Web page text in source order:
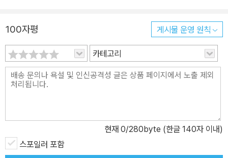
아에 관한 이야기’)이 액자 구조 형식으로 많은 분량을 차지한다. 덕
분에 바그너 교수의 과거 기억이, 나디아와의 애절한 사랑이 눈앞에
그려지듯 더욱 생생하게 느껴지며 진실성이 전달된다. 이 장면들에
등장하는 사건은 대부분 실제 사건이며, 인물들 또한 실존했다. 리바
넬리는 방대한 양의 사료를 수집하고 고증을 거쳐 이 역사적 진실을
는 걸 알고 정치판을 떠났다.” 튀르키예 국회의원과 유럽의회 의원까
지 역임한 쥴퓌 리바넬리가 현실 정치의 한계를 깨닫고 정계를 떠난
후 밝힌 소회이다. 50년 넘게 음악가로서, 40년 넘게 작가로서 작품
100자평 게시물 운영 원칙
카테고리
현재 0/280byte (한글 140자 이내)
스포일러 포함